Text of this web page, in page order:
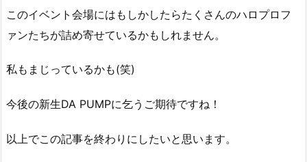
このイベント会場にはもしかしたらたくさんのハロプロフ
ァンたちが詰め寄せているかもしれません。
私もまじっているかも(笑)
今後の新生DA PUMPに乞うご期待ですね！
以上でこの記事を終わりにしたいと思います。